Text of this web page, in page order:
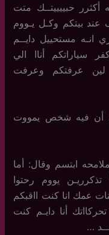
حبييييتــك متت
بيتكم وكـل يـووم
انـه مستحييل دايــم
سياراتكم أناا الي
لين عرفتكم وعرفت
أن فيه شخص يمووت
ابتسم وقال: أما
يووم رحتوا
عمك انا كنت ااقبكم
أنا دايـم كنت
…